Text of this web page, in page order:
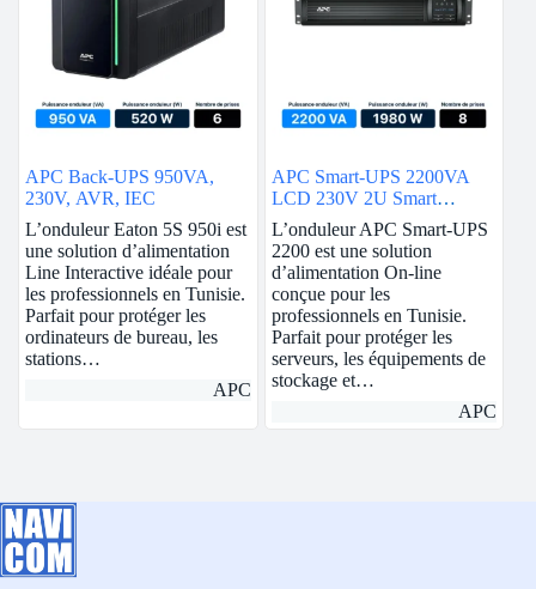
APC Back-UPS 950VA,
230V, AVR, IEC
L’onduleur Eaton 5S 950i est
une solution d’alimentation
Line Interactive idéale pour
les professionnels en Tunisie.
Parfait pour protéger les
ordinateurs de bureau, les
stations…
APC
APC Smart-UPS 2200VA
LCD 230V 2U Smart
Connect
L’onduleur APC Smart-UPS
2200 est une solution
d’alimentation On-line
conçue pour les
professionnels en Tunisie.
Parfait pour protéger les
serveurs, les équipements de
stockage et…
APC